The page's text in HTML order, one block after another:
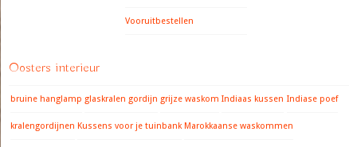
Vooruitbestellen
Oosters interieur
bruine hanglamp glaskralen gordijn grijze waskom Indiaas kussen Indiase poef
kralengordijnen Kussens voor je tuinbank Marokkaanse waskommen